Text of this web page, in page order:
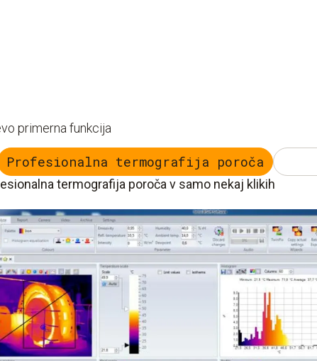
primerna funkcija
Profesionalna termografija poroča
termografija poroča v samo nekaj klikih